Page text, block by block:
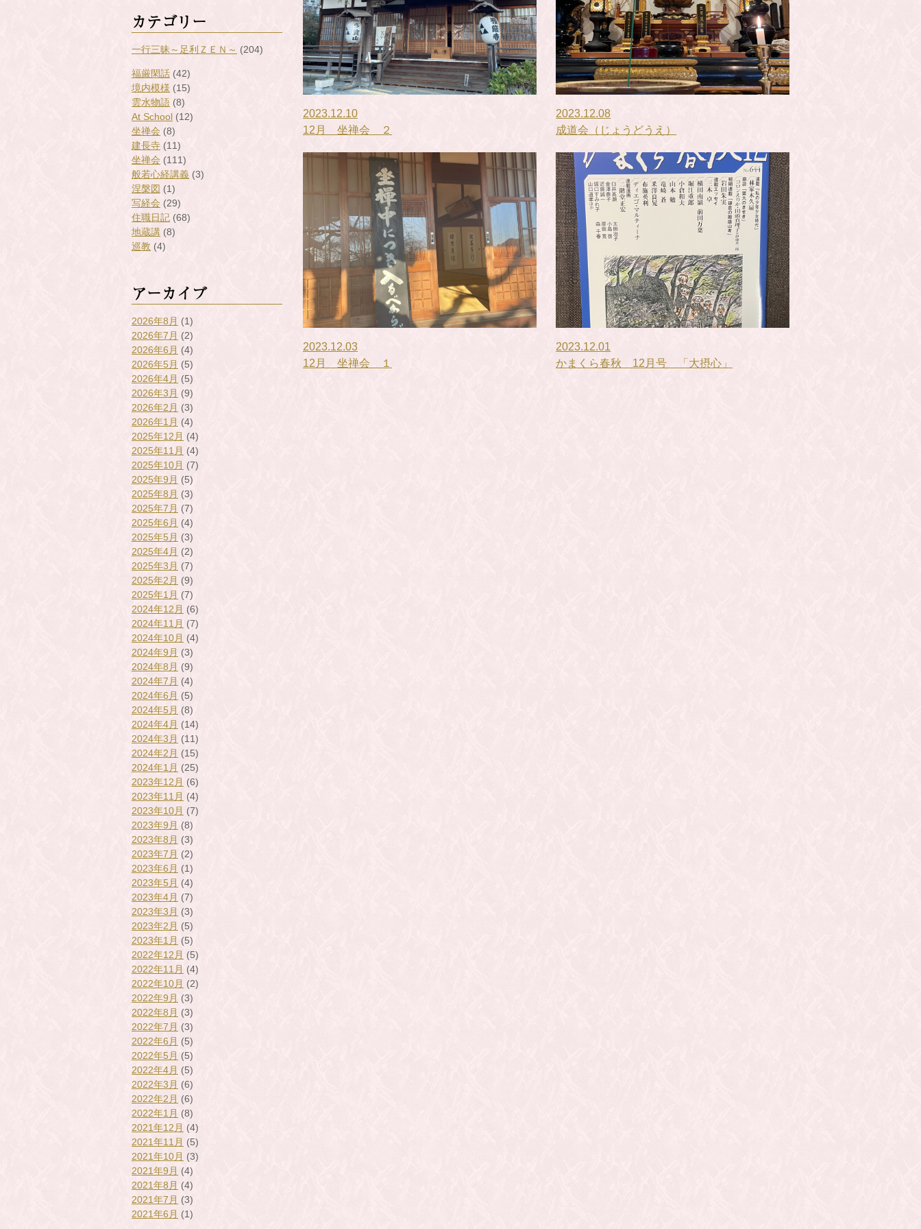
カテゴリー
一行三昧～足利ＺＥＮ～ (204)
福厳閑話 (42)
境内模様 (15)
雲水物語 (8)
At School (12)
坐禅会 (8)
建長寺 (11)
坐禅会 (111)
般若心経講義 (3)
涅槃図 (1)
写経会 (29)
住職日記 (68)
地蔵講 (8)
巡教 (4)
アーカイブ
2026年8月 (1)
2026年7月 (2)
2026年6月 (4)
2026年5月 (5)
2026年4月 (5)
2026年3月 (9)
2026年2月 (3)
2026年1月 (4)
2025年12月 (4)
2025年11月 (4)
2025年10月 (7)
2025年9月 (5)
2025年8月 (3)
2025年7月 (7)
2025年6月 (4)
2025年5月 (3)
2025年4月 (2)
2025年3月 (7)
2025年2月 (9)
2025年1月 (7)
2024年12月 (6)
2024年11月 (7)
2024年10月 (4)
2024年9月 (3)
2024年8月 (9)
2024年7月 (4)
2024年6月 (5)
2024年5月 (8)
2024年4月 (14)
2024年3月 (11)
2024年2月 (15)
2024年1月 (25)
2023年12月 (6)
2023年11月 (4)
2023年10月 (7)
2023年9月 (8)
2023年8月 (3)
2023年7月 (2)
2023年6月 (1)
2023年5月 (4)
2023年4月 (7)
2023年3月 (3)
2023年2月 (5)
2023年1月 (5)
2022年12月 (5)
2022年11月 (4)
2022年10月 (2)
2022年9月 (3)
2022年8月 (3)
2022年7月 (3)
2022年6月 (5)
2022年5月 (5)
2022年4月 (5)
2022年3月 (6)
2022年2月 (6)
2022年1月 (8)
2021年12月 (4)
2021年11月 (5)
2021年10月 (3)
2021年9月 (4)
2021年8月 (4)
2021年7月 (3)
2021年6月 (1)
2023.12.10
12月 坐禅会 ２
2023.12.08
成道会（じょうどうえ）
2023.12.03
12月 坐禅会 １
2023.12.01
かまくら春秋 12月号 「大摂心」